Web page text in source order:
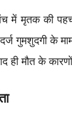
मृतक की
गुमशुदगी के
ही मौत के